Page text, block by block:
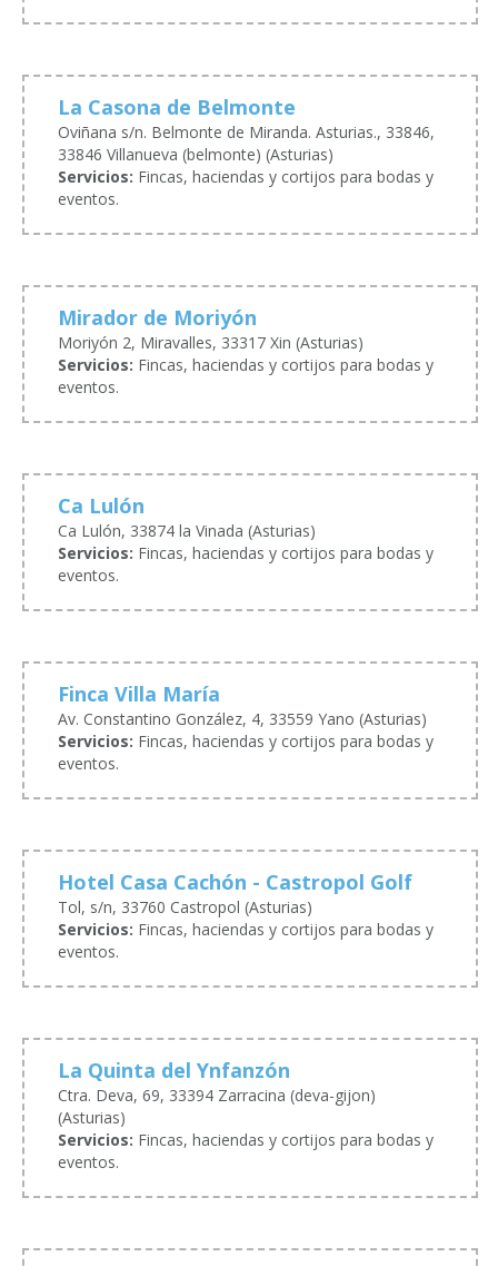
La Casona de Belmonte
Oviñana s/n. Belmonte de Miranda. Asturias., 33846,
33846 Villanueva (belmonte) (Asturias)
Servicios: Fincas, haciendas y cortijos para bodas y
eventos.
Mirador de Moriyón
Moriyón 2, Miravalles, 33317 Xin (Asturias)
Servicios: Fincas, haciendas y cortijos para bodas y
eventos.
Ca Lulón
Ca Lulón, 33874 la Vinada (Asturias)
Servicios: Fincas, haciendas y cortijos para bodas y
eventos.
Finca Villa María
Av. Constantino González, 4, 33559 Yano (Asturias)
Servicios: Fincas, haciendas y cortijos para bodas y
eventos.
Hotel Casa Cachón - Castropol Golf
Tol, s/n, 33760 Castropol (Asturias)
Servicios: Fincas, haciendas y cortijos para bodas y
eventos.
La Quinta del Ynfanzón
Ctra. Deva, 69, 33394 Zarracina (deva-gijon)
(Asturias)
Servicios: Fincas, haciendas y cortijos para bodas y
eventos.